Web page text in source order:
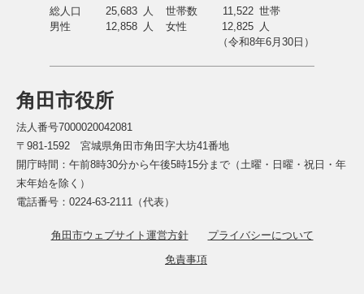
角田市役所
法人番号7000020042081
〒981-1592 宮城県角田市角田字大坊41番地
開庁時間：午前8時30分から午後5時15分まで（土曜・日曜・祝日・年
末年始を除く）
電話番号：0224-63-2111（代表）
角田市ウェブサイト運営方針
プライバシーについて
免責事項
総人口
25,683 人 世帯数 11,522 世帯
男性
12,858 人 女性 12,825 人
（令和8年6月30日）